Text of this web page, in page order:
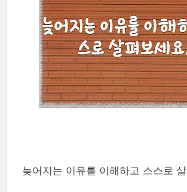
늦어지는 이유를 이해하고 스스로